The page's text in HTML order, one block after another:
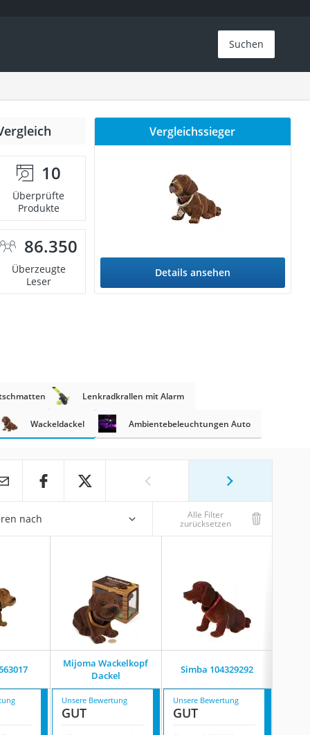
Suchen
10
Überprüfte
Produkte
86.350
Überzeugte
Leser
Vergleichssieger
Details ansehen
Lenkradkrallen mit Alarm
Wackeldackel Ambientebeleuchtungen Auto
nach Alle Filter
zurücksetzen
Mijoma Wackelkopf
Dackel
Simba 104329292
Unsere Bewertung
GUT
Unsere Bewertung
GUT